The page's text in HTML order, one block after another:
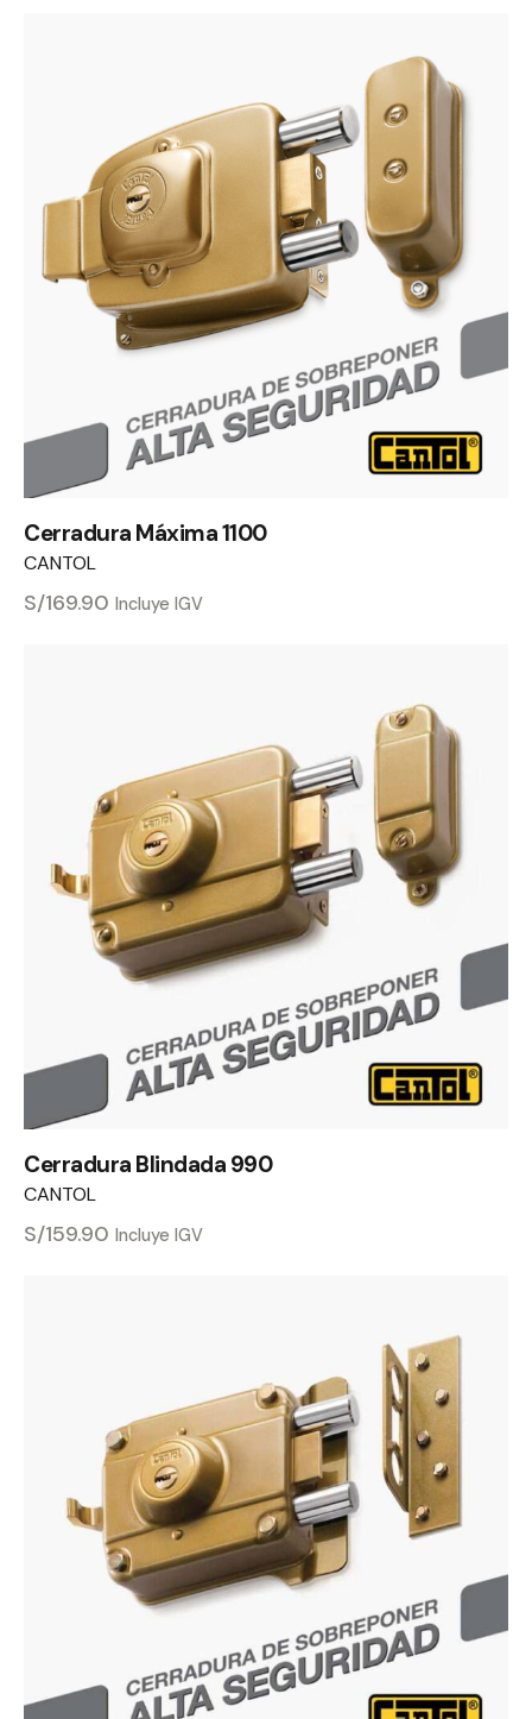
Cerradura Máxima 1100
CANTOL
S/169.90 Incluye IGV
Cerradura Blindada 990
CANTOL
S/159.90 Incluye IGV